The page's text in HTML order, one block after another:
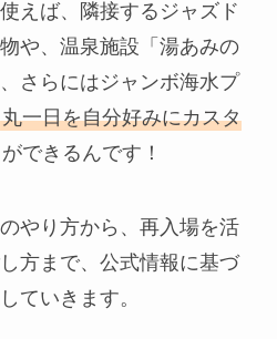
えば、隣接するジャズド
や、温泉施設「湯あみの
さらにはジャンボ海水プ
丸一日を自分好みにカスタ
できるんです！
やり方から、再入場を活
方まで、公式情報に基づ
ていきます。